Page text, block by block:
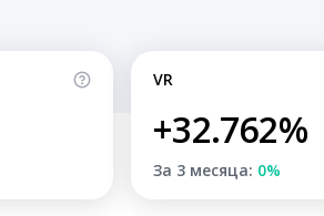
VR
+32.762%
За 3 месяца: 0%